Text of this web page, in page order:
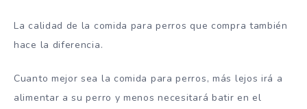
La calidad de la comida para perros que compra también
hace la diferencia.
Cuanto mejor sea la comida para perros, más lejos irá a
alimentar a su perro y menos necesitará batir en el